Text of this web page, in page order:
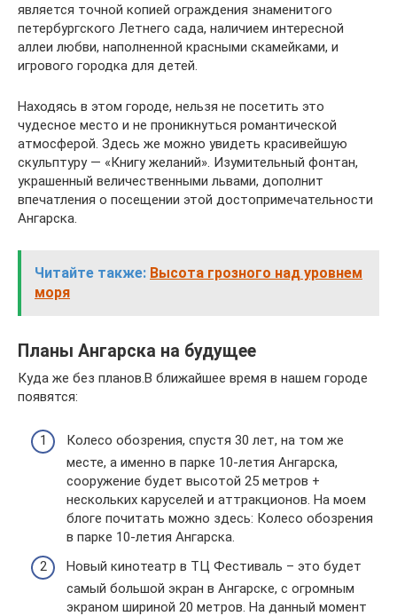
является точной копией ограждения знаменитого
петербургского Летнего сада, наличием интересной
аллеи любви, наполненной красными скамейками, и
игрового городка для детей.
Находясь в этом городе, нельзя не посетить это
чудесное место и не проникнуться романтической
атмосферой. Здесь же можно увидеть красивейшую
скульптуру — «Книгу желаний». Изумительный фонтан,
украшенный величественными львами, дополнит
впечатления о посещении этой достопримечательности
Ангарска.
Читайте также: Высота грозного над уровнем
моря
Планы Ангарска на будущее
Куда же без планов.В ближайшее время в нашем городе
появятся:
Колесо обозрения, спустя 30 лет, на том же
месте, а именно в парке 10-летия Ангарска,
сооружение будет высотой 25 метров +
нескольких каруселей и аттракционов. На моем
блоге почитать можно здесь: Колесо обозрения
в парке 10-летия Ангарска.
Новый кинотеатр в ТЦ Фестиваль – это будет
самый большой экран в Ангарске, c огромным
экраном шириной 20 метров. На данный момент